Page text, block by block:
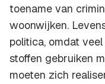
toename van
woonwijken.
politica, omdat
stoffen gebruiken
moeten zich